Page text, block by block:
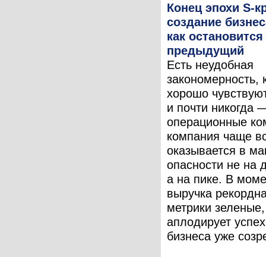
Конец эпохи S-
создание
как остановится
предыдущий
Есть неудобная
закономерность,
хорошо
и почти никогда
операционные
компания чаще
оказывается в
опасности не на
а на пике. В
выручка
метрики
аплодирует
бизнеса уже